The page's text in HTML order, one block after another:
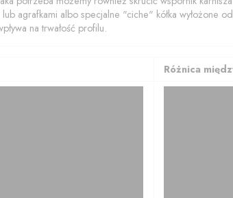
lub agrafkami albo specjalne "ciche" kółka wyłożone
na trwałość profilu.
Różnica